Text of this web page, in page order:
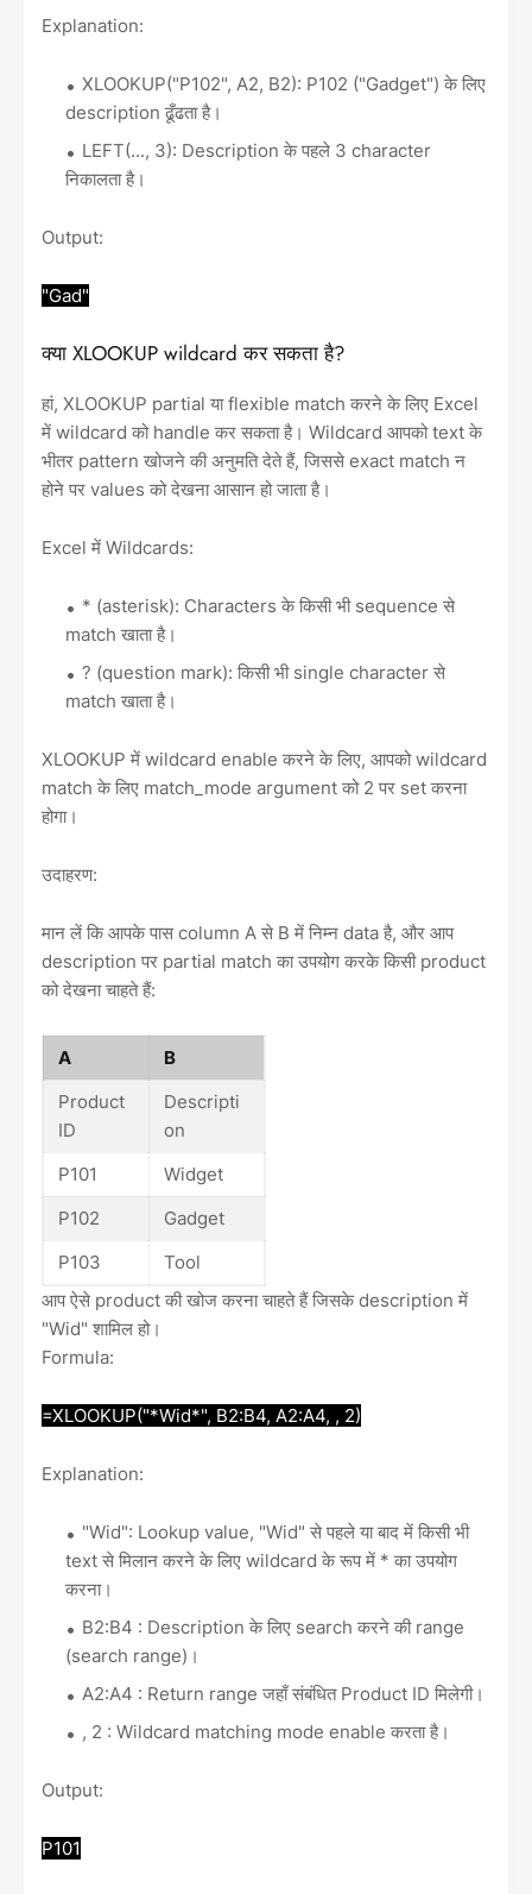
Explanation:
XLOOKUP("P102", A2, B2): P102 ("Gadget") के लिए
description ढूँढता है।
LEFT(..., 3): Description के पहले 3 character
निकालता है।
Output:
"Gad"
क्या XLOOKUP wildcard कर सकता है?
हां, XLOOKUP partial या flexible match करने के लिए Excel
में wildcard को handle कर सकता है। Wildcard आपको text के
भीतर pattern खोजने की अनुमति देते हैं, जिससे exact match न
होने पर values को देखना आसान हो जाता है।
Excel में Wildcards:
* (asterisk): Characters के किसी भी sequence से
match खाता है।
? (question mark): किसी भी single character से
match खाता है।
XLOOKUP में wildcard enable करने के लिए, आपको wildcard
match के लिए match_mode argument को 2 पर set करना
होगा।
उदाहरण:
मान लें कि आपके पास column A से B में निम्न data है, और आप
description पर partial match का उपयोग करके किसी product
को देखना चाहते हैं:
A
B
Product
ID
Descripti
on
P101
Widget
P102
Gadget
P103
Tool
आप ऐसे product की खोज करना चाहते हैं जिसके description में
"Wid" शामिल हो।
Formula:
=XLOOKUP("*Wid*", B2:B4, A2:A4, , 2)
Explanation:
"Wid": Lookup value, "Wid" से पहले या बाद में किसी भी
text से मिलान करने के लिए wildcard के रूप में * का उपयोग
करना।
B2:B4 : Description के लिए search करने की range
(search range)।
A2:A4 : Return range जहाँ संबंधित Product ID मिलेगी।
, 2 : Wildcard matching mode enable करता है।
Output:
P101